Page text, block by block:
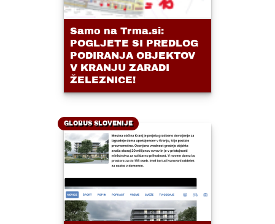
Samo na Trma.si:
POGLJETE SI PREDLOG
PODIRANJA OBJEKTOV
V KRANJU ZARADI
ŽELEZNICE!
GLOBUS SLOVENIJE